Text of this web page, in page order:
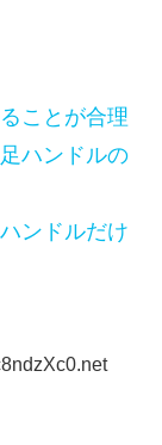
ことが合理
ハンドルの
ンドルだけ